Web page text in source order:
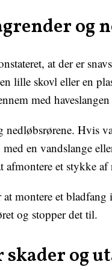
og
at der er
lille skovl eller en
med
nedløbsrørene. Hvis
en vandslange
afmontere et stykke af
montere et bladfang
og stopper det til.
skader og